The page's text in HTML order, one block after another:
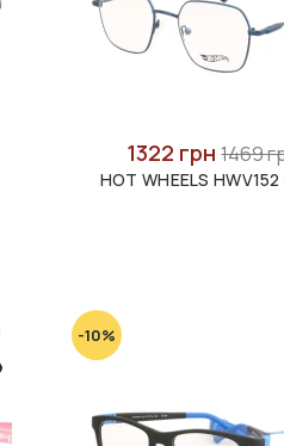
1322 грн1469
HOT WHEELS HWV152
-10%